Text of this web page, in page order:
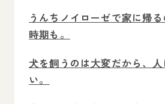
うんちノイローゼで家に帰
時期も。
犬を飼うのは大変だから、
い。